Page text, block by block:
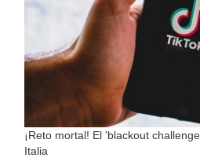
¡Reto mortal! El 'blackout
Italia